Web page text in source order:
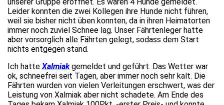
Leider konnten die zwei Kollegen ihre Hunde nicht führen,
weil sie bisher nicht üben konnten, da in ihren Heimatorten
immer noch zuviel Schnee lag. Unser Fährtenleger hatte
aber vorsorglich alle Fährten gelegt, sodass dem Start
nichts entgegen stand.
Ich hatteXalmiakgemeldet und geführt. Das Wetter war
ok, schneefrei seit Tagen, aber immer noch sehr kalt. Die
Fährten wurden von vielen Verleitungen erschwert, was der
Leistung von Xalmiak aber nicht schadete. Am Ende des